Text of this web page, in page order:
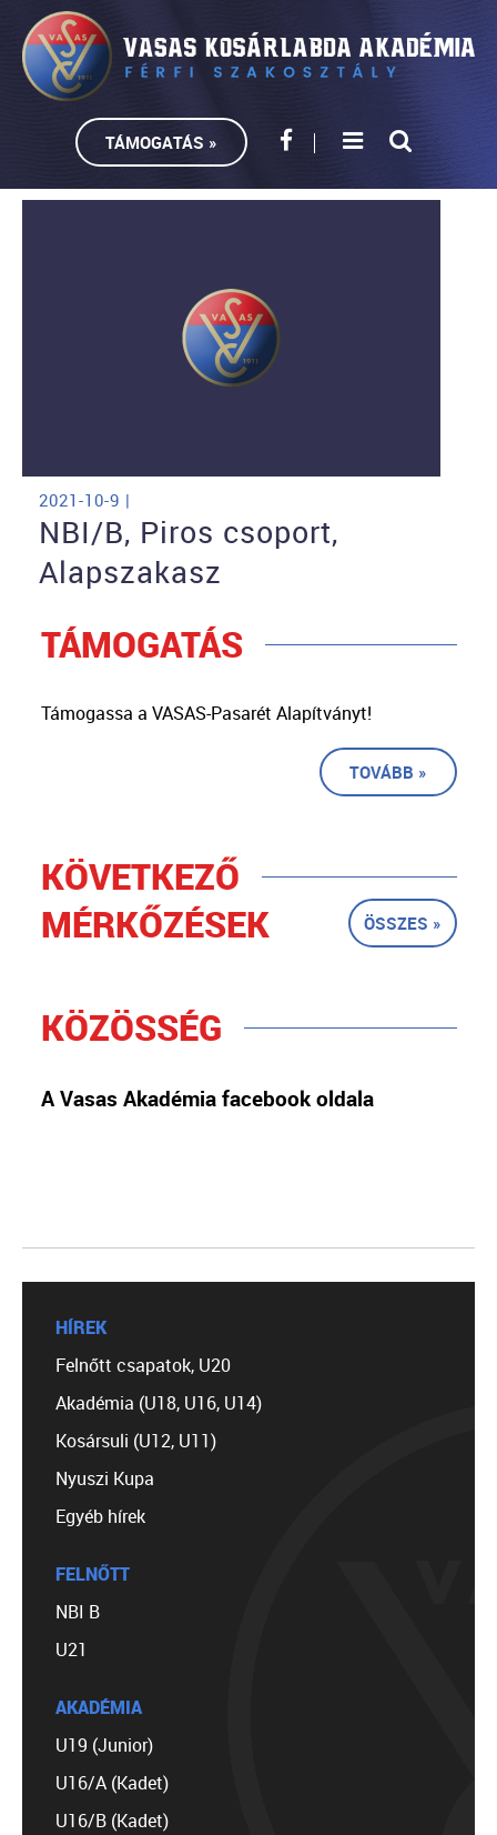
TÁMOGATÁS »
2021-10-9 |
NBI/B, Piros csoport,
Alapszakasz
TÁMOGATÁS
Támogassa a VASAS-Pasarét Alapítványt!
TOVÁBB »
KÖVETKEZŐ
MÉRKŐZÉSEK
ÖSSZES »
KÖZÖSSÉG
A Vasas Akadémia facebook oldala
HÍREK
Felnőtt csapatok, U20
Akadémia (U18, U16, U14)
Kosársuli (U12, U11)
Nyuszi Kupa
Egyéb hírek
FELNŐTT
NBI B
U21
AKADÉMIA
U19 (Junior)
U16/A (Kadet)
U16/B (Kadet)